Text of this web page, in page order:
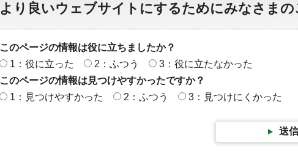
より良いウェブサイトにするためにみなさま
このページの情報は役に立ちましたか？
1：役に立った
2：ふつう
3：役に立たなかった
このページの情報は見つけやすかったですか？
1：見つけやすかった
2：ふつう 3：見つけにくかった
送信